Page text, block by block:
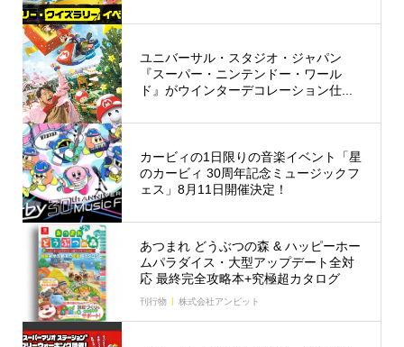
ユニバーサル・スタジオ・ジャパン
『スーパー・ニンテンドー・ワール
ド』がウインターデコレーション仕...
カービィの1日限りの音楽イベント「星
のカービィ 30周年記念ミュージックフ
ェス」8月11日開催決定！
あつまれ どうぶつの森 & ハッピーホー
ムパラダイス・大型アップデート全対
応 最終完全攻略本+究極超カタログ
刊行物 株式会社アンビット